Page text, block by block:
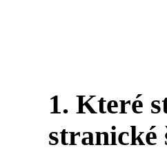
1. Které
stranické